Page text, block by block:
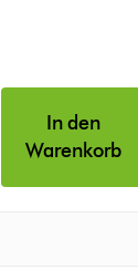
In den
Warenkorb